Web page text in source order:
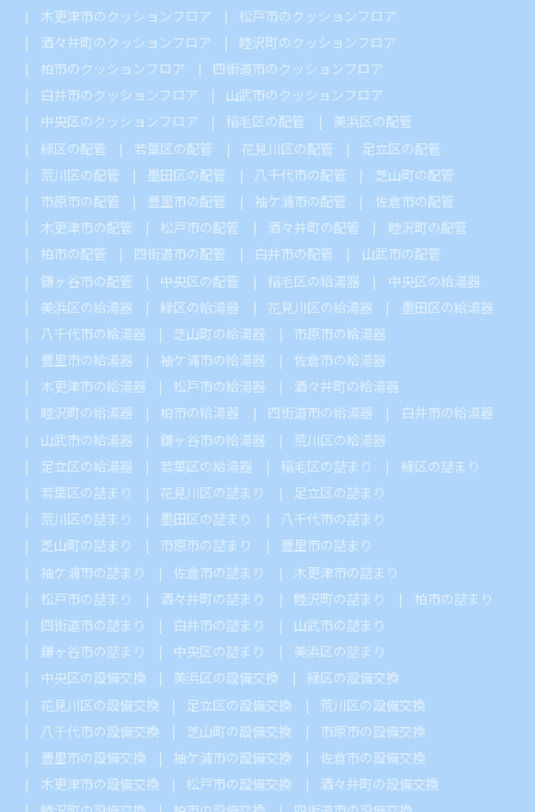
木更津市のクッションフロア
松戸市のクッションフロア
酒々井町のクッションフロア
睦沢町のクッションフロア
柏市のクッションフロア
四街道市のクッションフロア
白井市のクッションフロア
山武市のクッションフロア
中央区のクッションフロア
稲毛区の配管
美浜区の配管
緑区の配管
若葉区の配管 花見川区の配管
足立区の配管
荒川区の配管
墨田区の配管 八千代市の配管
芝山町の配管
市原市の配管
豊里市の配管 袖ケ浦市の配管
佐倉市の配管
木更津市の配管
松戸市の配管 酒々井町の配管
睦沢町の配管
柏市の配管
四街道市の配管 白井市の配管
山武市の配管
鎌ヶ谷市の配管
中央区の配管 稲毛区の給湯器
中央区の給湯器
美浜区の給湯器
緑区の給湯器 花見川区の給湯器
墨田区の給湯器
八千代市の給湯器
芝山町の給湯器
市原市の給湯器
豊里市の給湯器
袖ケ浦市の給湯器
佐倉市の給湯器
木更津市の給湯器
松戸市の給湯器
酒々井町の給湯器
睦沢町の給湯器
柏市の給湯器 四街道市の給湯器
白井市の給湯器
山武市の給湯器
鎌ヶ谷市の給湯器
荒川区の給湯器
足立区の給湯器
若葉区の給湯器 稲毛区の詰まり
緑区の詰まり
若葉区の詰まり
花見川区の詰まり
足立区の詰まり
荒川区の詰まり
墨田区の詰まり
八千代市の詰まり
芝山町の詰まり
市原市の詰まり
豊里市の詰まり
袖ケ浦市の詰まり
佐倉市の詰まり
木更津市の詰まり
松戸市の詰まり
酒々井町の詰まり 睦沢町の詰まり
柏市の詰まり
四街道市の詰まり
白井市の詰まり
山武市の詰まり
鎌ヶ谷市の詰まり
中央区の詰まり
美浜区の詰まり
中央区の設備交換
美浜区の設備交換
緑区の設備交換
花見川区の設備交換
足立区の設備交換
荒川区の設備交換
八千代市の設備交換
芝山町の設備交換
市原市の設備交換
豊里市の設備交換
袖ケ浦市の設備交換
佐倉市の設備交換
木更津市の設備交換
松戸市の設備交換
酒々井町の設備交換